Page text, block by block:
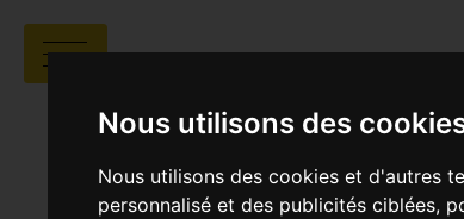
Nous utilisons des
Nous utilisons des cookies et d'autres
personnalisé et des publicités ciblées,